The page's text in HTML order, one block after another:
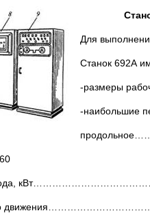
Станок
Для
Станок 692А
-размеры
-наибольшие